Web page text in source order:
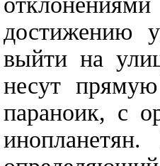
достижению
выйти на
несут
параноик, с